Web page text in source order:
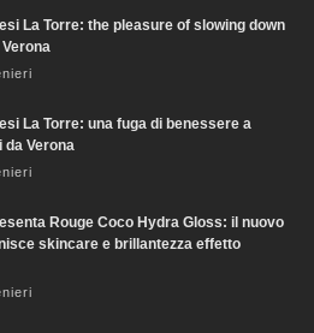
La Torre: the pleasure of slowing down
La Torre: una fuga di benessere a
da Verona
Rouge Coco Hydra Gloss: il nuovo
skincare e brillantezza effetto